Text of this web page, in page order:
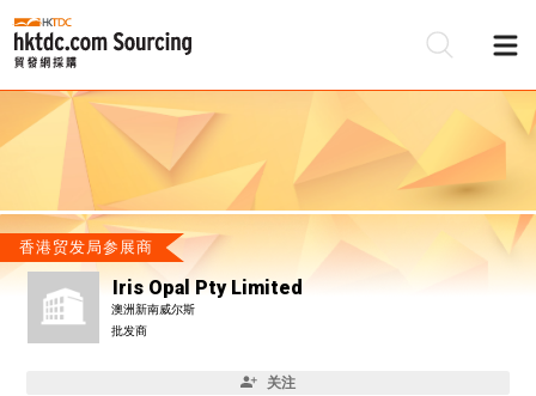
香港贸发局参展商
Iris Opal Pty Limited
澳洲新南威尔斯
批发商
关注